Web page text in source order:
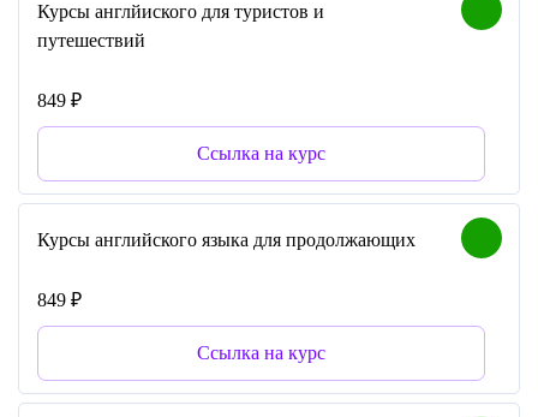
Курсы англйиского для туристов и
путешествий
849 ₽
Ссылка на курс
Курсы английского языка для продолжающих
849 ₽
Ссылка на курс